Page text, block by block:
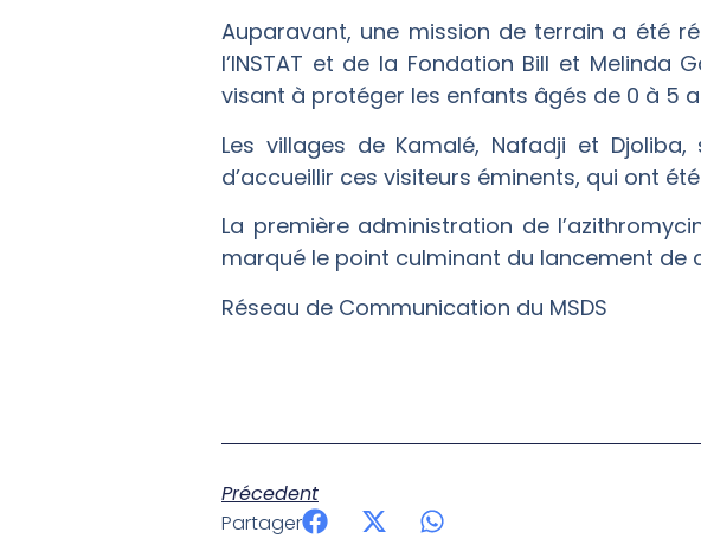
Auparavant, une mission de terrain a été
l’INSTAT et de la Fondation Bill et
visant à protéger les enfants âgés de 0 à 5
Les villages de Kamalé, Nafadji et
d’accueillir ces visiteurs éminents, qui ont
La première administration de
marqué le point culminant du lancement
Réseau de Communication du MSDS
Précedent
Partager